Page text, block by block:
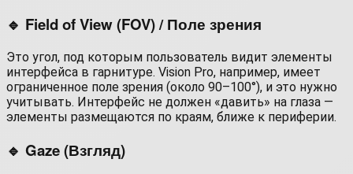
🔹 Field of View (FOV) / Поле зрения
Это угол, под которым пользователь видит элементы
интерфейса в гарнитуре. Vision Pro, например, имеет
ограниченное поле зрения (около 90–100°), и это нужно
учитывать. Интерфейс не должен «давить» на глаза —
элементы размещаются по краям, ближе к периферии.
🔹 Gaze (Взгляд)